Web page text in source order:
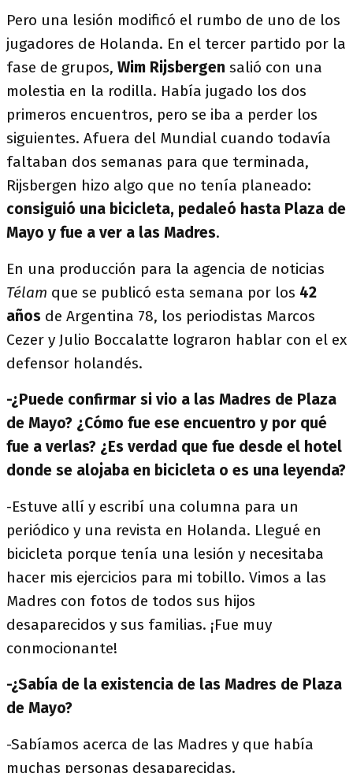
Pero una lesión modificó el rumbo de uno de los
jugadores de Holanda. En el tercer partido por la
fase de grupos, Wim Rijsbergen salió con una
molestia en la rodilla. Había jugado los dos
primeros encuentros, pero se iba a perder los
siguientes. Afuera del Mundial cuando todavía
faltaban dos semanas para que terminada,
Rijsbergen hizo algo que no tenía planeado:
consiguió una bicicleta, pedaleó hasta Plaza de
Mayo y fue a ver a las Madres.
En una producción para la agencia de noticias
Télam que se publicó esta semana por los 42
años de Argentina 78, los periodistas Marcos
Cezer y Julio Boccalatte lograron hablar con el ex
defensor holandés.
-¿Puede confirmar si vio a las Madres de Plaza
de Mayo? ¿Cómo fue ese encuentro y por qué
fue a verlas? ¿Es verdad que fue desde el hotel
donde se alojaba en bicicleta o es una leyenda?
-Estuve allí y escribí una columna para un
periódico y una revista en Holanda. Llegué en
bicicleta porque tenía una lesión y necesitaba
hacer mis ejercicios para mi tobillo. Vimos a las
Madres con fotos de todos sus hijos
desaparecidos y sus familias. ¡Fue muy
conmocionante!
-¿Sabía de la existencia de las Madres de Plaza
de Mayo?
-Sabíamos acerca de las Madres y que había
muchas personas desaparecidas.